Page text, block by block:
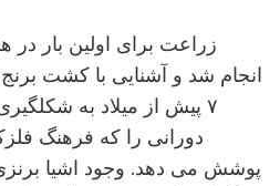
زراعت برای اولین بار در
انجام شد و آشنایی با کشت
۷ پیش از میلاد به
دورانی را که فرهنگ
پوشش می دهد. وجود اشیا